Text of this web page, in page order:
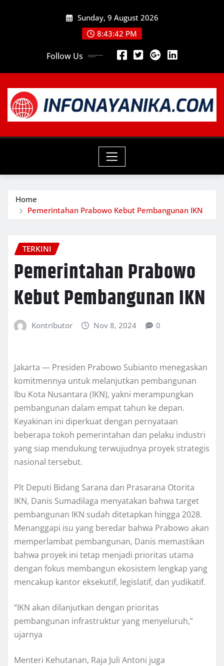
Sunday, 9 August 2026
8:43:44 PM
Follow Us
Home
Pemerintahan Prabowo Kebut Pembangunan IKN
TERKINI
Pemerintahan Prabowo
Kebut Pembangunan IKN
Kontributor Nov 8, 2024 0
Jakarta — Presiden Prabowo Subianto menegaskan
komitmennya untuk melanjutkan pembangunan
Ibu Kota Nusantara (IKN), yakni merampungkan
pembangunan dalam empat tahun ke depan.
Keyakinan ini diperkuat dengan pernyataan
beberapa tokoh pemerintahan dan pelaku industri
yang siap mendukung terwujudnya proyek strategis
nasional tersebut.
Plt Deputi Bidang Sarana dan Prasarana Otorita
IKN, Danis Sumadilaga menyatakan bahwa target
pembangunan IKN sudah ditetapkan hingga 2028.
Menanggapi isu yang beredar bahwa Prabowo akan
memperlambat pembangunan, Danis memastikan
bahwa proyek ini tetap menjadi prioritas utama
dengan fokus membangun ekosistem lengkap yang
mencakup kantor eksekutif, legislatif, dan yudikatif.
“IKN akan dilanjutkan dengan prioritas
pembangunan infrastruktur yang menyeluruh,”
ujarnya
Menteri Kehutanan, Raja Juli Antoni juga